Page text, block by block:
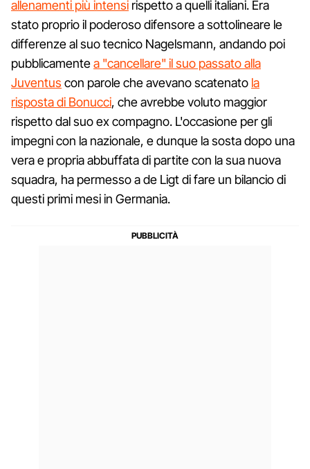
allenamenti più intensi rispetto a quelli italiani. Era
stato proprio il poderoso difensore a sottolineare le
differenze al suo tecnico Nagelsmann, andando poi
pubblicamentea "cancellare" il suo passato alla
Juventus con parole che avevano scatenato la
risposta di Bonucci, che avrebbe voluto maggior
rispetto dal suo ex compagno. L'occasione per gli
impegni con la nazionale, e dunque la sosta dopo una
vera e propria abbuffata di partite con la sua nuova
squadra, ha permesso a de Ligt di fare un bilancio di
questi primi mesi in Germania.